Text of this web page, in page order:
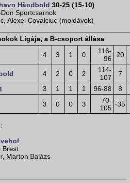
Håndbold 30-25 (15-10)
Sportcsarnok
Alexei Covalciuc (moldávok)
Ligája, a B-csoport állása
4 3 1 0
116-
96
20
4 2 0 2
114-
107
7
3 1 1 1 96-88
8
3 0 0 3
70-
105 -35
Brest
Marton Balázs